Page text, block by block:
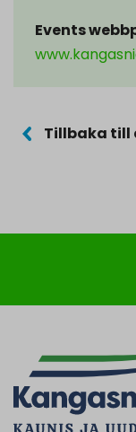
Events
Tillbaka till